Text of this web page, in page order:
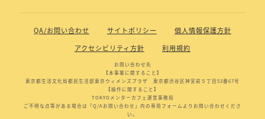
QA/お問い合わせ サイトポリシー
個人情報保護方針
アクセシビリティ方針
利用規約
お問い合わせ先
【本事業に関すること】
東京都生活文化局都民生活部東京ウィメンズプラザ 東京都渋谷区神宮前５丁目53番67号
【操作に関すること】
TOKYOメンターカフェ運営事務局
ご不明な点等がある場合は「Q/Aお問い合わせ」内の専用フォームよりお問い合わせくださ
い。